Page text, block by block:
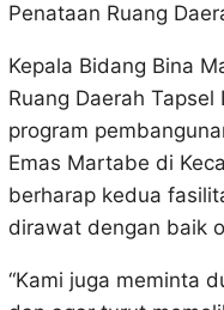
Penataan Ruang
Kepala Bidang Bina
Ruang Daerah
program
Emas Martabe di
berharap kedua
dirawat dengan baik
“Kami juga meminta